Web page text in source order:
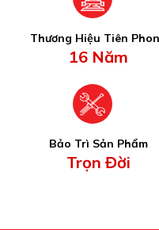
Thương Hiệu Tiên
16 Năm
Bảo Trì Sản Phẩm
Trọn Đời